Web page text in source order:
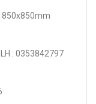
850x850mm
: 0353842797